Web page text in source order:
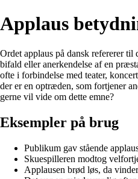
Applaus
Ordet applaus på dansk refererer
bifald eller anerkendelse af en
ofte i forbindelse med teater,
der er en optræden, som fortjener
gerne vil vide om dette emne?
Eksempler på brug
Publikum gav stående
Skuespilleren modtog
Applausen brød løs, da